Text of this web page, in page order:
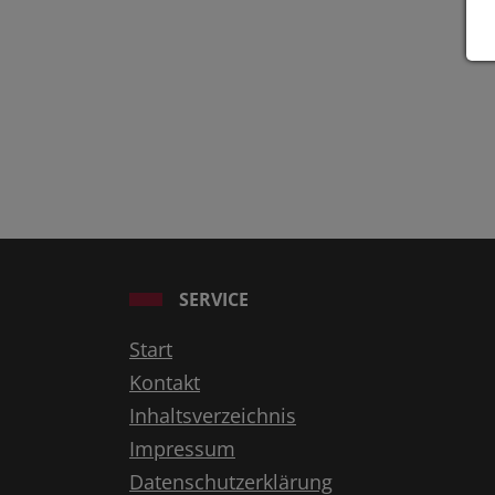
SERVICE
Start
Kontakt
Inhaltsverzeichnis
Impressum
Datenschutzerklärung